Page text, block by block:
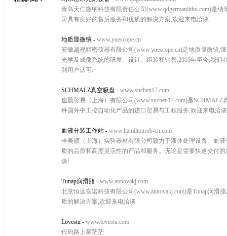
青岛天仁微纳科技有限责任公司(www.qdgermanlitho.com)是
司具有良好的售后服务和优质的解决方案,欢迎来电洽谈
地质显微镜 - www.yuescope.cn
安徽越视精密仪器有限公司(www.yuescope.cn)是地质显微镜
光学及成像系统的研发、设计、组装和销售.2016年至今,我
到用户认可.
SCHMALZ真空吸盘 - www.suchen17.com
速晨贸易（上海）有限公司(www.suchen17.com)是
种国外中工控自动化产品的进口贸易与工程服务,欢迎来电洽谈
血液分装工作站 - www.hamiltonrob-cn.com
哈美顿（上海）实验器材有限公司致力于液体处理设备、血
质的品质和高度灵活性的产品和服务。无论是需要快速交付
谈!
Tunap润滑脂 - www.annovakj.com
北京恒远安诺科技有限公司(www.annovakj.com)是Tunap润滑
质的解决方案,欢迎来电洽谈
Lovestu - www.lovestu.com
代码路上雾茫茫